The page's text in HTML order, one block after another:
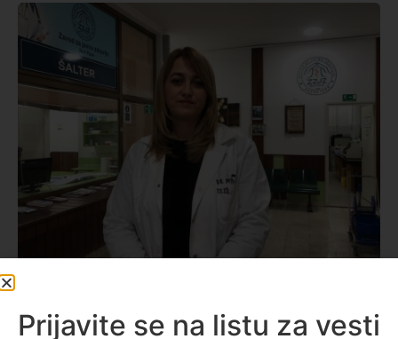
Prijavite se na listu za vesti